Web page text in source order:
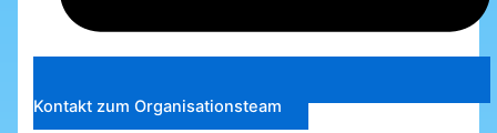
Kontakt zum Organisationsteam